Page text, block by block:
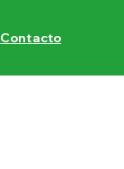
Contacto